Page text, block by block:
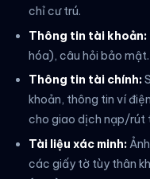
chỉ cư trú.
Thông tin tài khoản:
hóa), câu hỏi bảo mật.
Thông tin tài chính:
khoản, thông tin ví
cho giao dịch nạp/rút
Tài liệu xác minh:
các giấy tờ tùy thân